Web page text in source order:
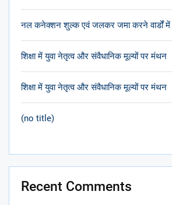
नल कनेक्शन शुल्क एवं जलकर जमा करने वार्डों में
शिक्षा में युवा नेतृत्व और संवैधानिक मूल्यों पर मंथन
शिक्षा में युवा नेतृत्व और संवैधानिक मूल्यों पर मंथन
(no title)
Recent Comments